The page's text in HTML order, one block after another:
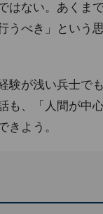
はない。あくま
うべき」という
験が浅い兵士で
も、「人間が中
きよう。